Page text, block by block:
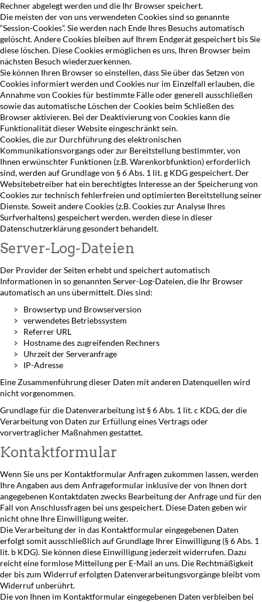
Rechner abgelegt werden und die Ihr Browser speichert.
Die meisten der von uns verwendeten Cookies sind so genannte
“Session-Cookies”. Sie werden nach Ende Ihres Besuchs automatisch
gelöscht. Andere Cookies bleiben auf Ihrem Endgerät gespeichert bis Sie
diese löschen. Diese Cookies ermöglichen es uns, Ihren Browser beim
nächsten Besuch wiederzuerkennen.
Sie können Ihren Browser so einstellen, dass Sie über das Setzen von
Cookies informiert werden und Cookies nur im Einzelfall erlauben, die
Annahme von Cookies für bestimmte Fälle oder generell ausschließen
sowie das automatische Löschen der Cookies beim Schließen des
Browser aktivieren. Bei der Deaktivierung von Cookies kann die
Funktionalität dieser Website eingeschränkt sein.
Cookies, die zur Durchführung des elektronischen
Kommunikationsvorgangs oder zur Bereitstellung bestimmter, von
Ihnen erwünschter Funktionen (z.B. Warenkorbfunktion) erforderlich
sind, werden auf Grundlage von § 6 Abs. 1 lit. g KDG gespeichert. Der
Websitebetreiber hat ein berechtigtes Interesse an der Speicherung von
Cookies zur technisch fehlerfreien und optimierten Bereitstellung seiner
Dienste. Soweit andere Cookies (z.B. Cookies zur Analyse Ihres
Surfverhaltens) gespeichert werden, werden diese in dieser
Datenschutzerklärung gesondert behandelt.
Server-Log-Dateien
Der Provider der Seiten erhebt und speichert automatisch
Informationen in so genannten Server-Log-Dateien, die Ihr Browser
automatisch an uns übermittelt. Dies sind:
Browsertyp und Browserversion
verwendetes Betriebssystem
Referrer URL
Hostname des zugreifenden Rechners
Uhrzeit der Serveranfrage
IP-Adresse
Eine Zusammenführung dieser Daten mit anderen Datenquellen wird
nicht vorgenommen.
Grundlage für die Datenverarbeitung ist § 6 Abs. 1 lit. c KDG, der die
Verarbeitung von Daten zur Erfüllung eines Vertrags oder
vorvertraglicher Maßnahmen gestattet.
Kontaktformular
Wenn Sie uns per Kontaktformular Anfragen zukommen lassen, werden
Ihre Angaben aus dem Anfrageformular inklusive der von Ihnen dort
angegebenen Kontaktdaten zwecks Bearbeitung der Anfrage und für den
Fall von Anschlussfragen bei uns gespeichert. Diese Daten geben wir
nicht ohne Ihre Einwilligung weiter.
Die Verarbeitung der in das Kontaktformular eingegebenen Daten
erfolgt somit ausschließlich auf Grundlage Ihrer Einwilligung (§ 6 Abs. 1
lit. b KDG). Sie können diese Einwilligung jederzeit widerrufen. Dazu
reicht eine formlose Mitteilung per E-Mail an uns. Die Rechtmäßigkeit
der bis zum Widerruf erfolgten Datenverarbeitungsvorgänge bleibt vom
Widerruf unberührt.
Die von Ihnen im Kontaktformular eingegebenen Daten verbleiben bei